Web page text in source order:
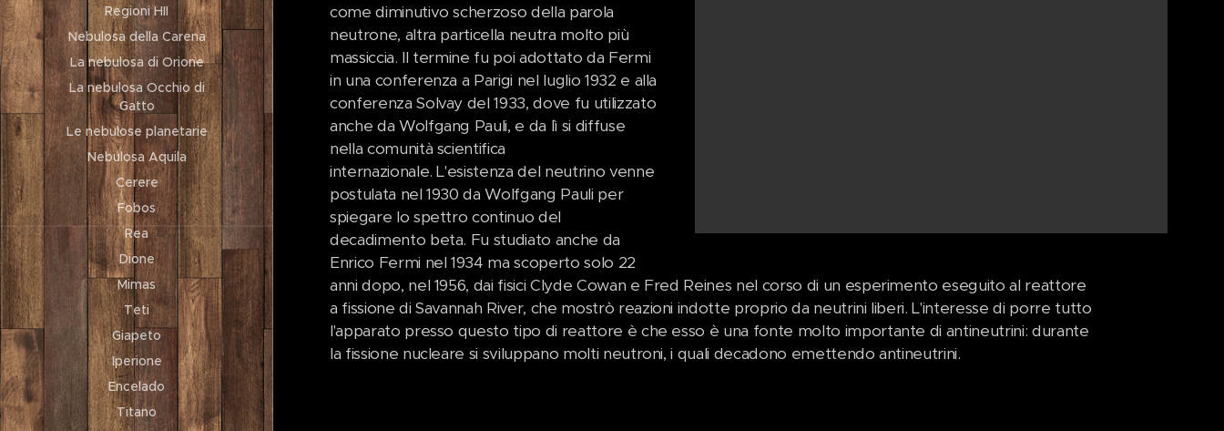
Regioni HII
Nebulosa della Carena
La nebulosa di Orione
La nebulosa Occhio di
Gatto
Le nebulose planetarie
Nebulosa Aquila
Cerere
Fobos
Rea
Dione
Mimas
Teti
Giapeto
Iperione
Encelado
Titano
come diminutivo scherzoso della parola
neutrone, altra particella neutra molto più
massiccia. Il termine fu poi adottato da Fermi
in una conferenza a Parigi nel luglio 1932 e alla
conferenza Solvay del 1933, dove fu utilizzato
anche da Wolfgang Pauli, e da lì si diffuse
nella comunità scientifica
internazionale. L'esistenza del neutrino venne
postulata nel 1930 da Wolfgang Pauli per
spiegare lo spettro continuo del
decadimento beta. Fu studiato anche da
Enrico Fermi nel 1934 ma scoperto solo 22
anni dopo, nel 1956, dai fisici Clyde Cowan e Fred Reines nel corso di un esperimento eseguito al reattore
a fissione di Savannah River, che mostrò reazioni indotte proprio da neutrini liberi. L'interesse di porre tutto
l'apparato presso questo tipo di reattore è che esso è una fonte molto importante di antineutrini: durante
la fissione nucleare si sviluppano molti neutroni, i quali decadono emettendo antineutrini.